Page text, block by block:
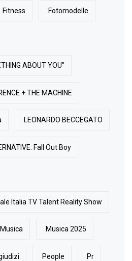
Fitness Fotomodelle
ABOUT YOU”
+ THE MACHINE
LEONARDO BECCEGATO
Fall Out Boy
Italia TV Talent Reality Show
Musica Musica 2025
People Pr